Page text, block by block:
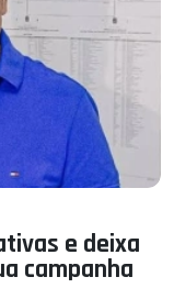
e deixa
campanha